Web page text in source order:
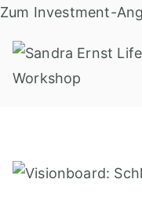
Zum
springen
Zum Investment-